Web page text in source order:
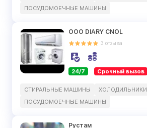
ПОСУДОМОЕЧНЫЕ МАШИНЫ
ООО DIARY CNOL
3 отзыва
24/7 Срочный вызов
СТИРАЛЬНЫЕ МАШИНЫ
ХОЛОДИЛЬНИКИ
ПОСУДОМОЕЧНЫЕ МАШИНЫ
Рустам